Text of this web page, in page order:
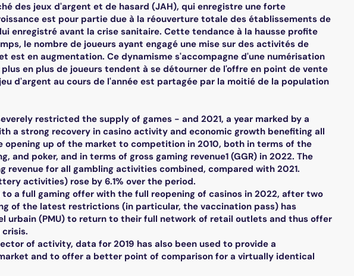
des jeux d'argent et de hasard (JAH), qui enregistre une forte
est pour partie due à la réouverture totale des établissements de
enregistré avant la crise sanitaire. Cette tendance à la hausse profite
le nombre de joueurs ayant engagé une mise sur des activités de
est en augmentation. Ce dynamisme s'accompagne d'une numérisation
en plus de joueurs tendent à se détourner de l'offre en point de vente
d'argent au cours de l'année est partagée par la moitié de la population
restricted the supply of games - and 2021, a year marked by a
a strong recovery in casino activity and economic growth benefiting all
opening up of the market to competition in 2010, both in terms of the
poker, and in terms of gross gaming revenue1 (GGR) in 2022. The
revenue for all gambling activities combined, compared with 2021.
activities) rose by 6.1% over the period.
a full gaming offer with the full reopening of casinos in 2022, after two
of the latest restrictions (in particular, the vaccination pass) has
urbain (PMU) to return to their full network of retail outlets and thus offer
of activity, data for 2019 has also been used to provide a
and to offer a better point of comparison for a virtually identical